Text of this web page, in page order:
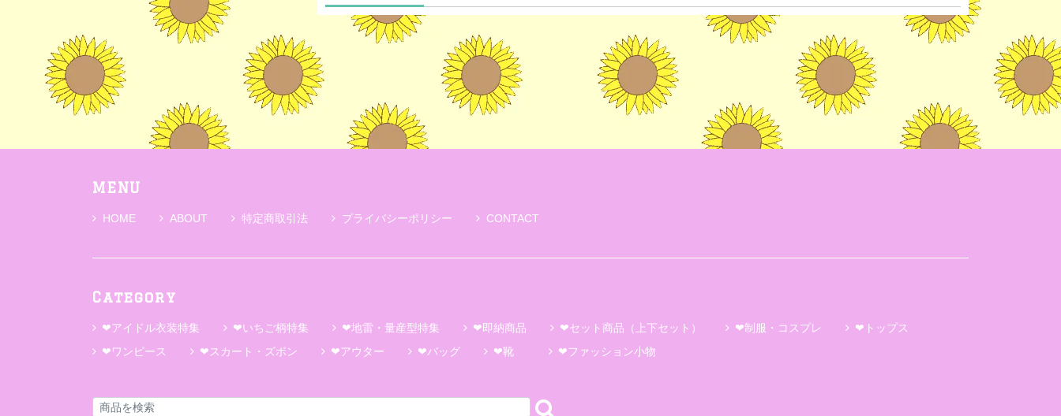
MENU
HOME ABOUT 特定商取引法 プライバシーポリシー CONTACT
Category
❤アイドル衣装特集 ❤いちご柄特集 ❤地雷・量産型特集 ❤即納商品 ❤セット商品（上下セット） ❤制服・コスプレ
❤トップス
❤ワンピース
❤スカート・ズボン ❤アウター ❤バッグ ❤靴 ❤ファッション小物